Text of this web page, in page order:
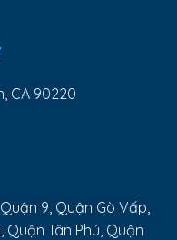
CA 90220
9, Quận Gò Vấp,
Quận Tân Phú, Quận